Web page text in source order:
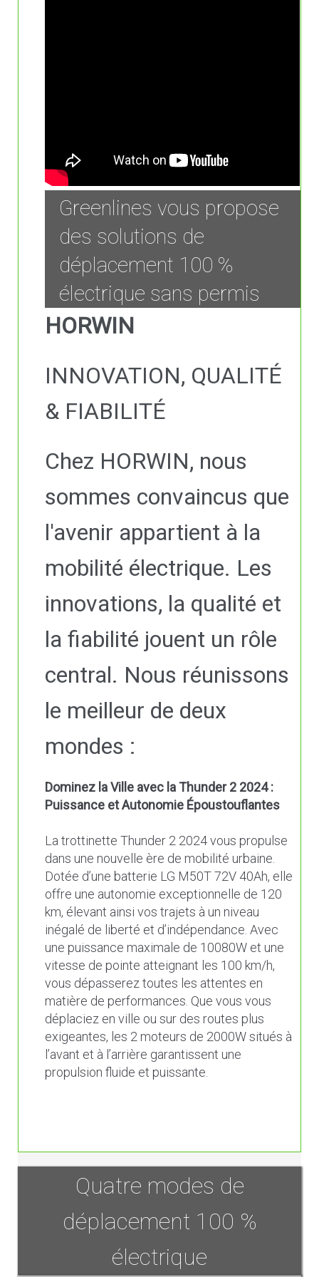
Greenlines vous propose
des solutions de
déplacement 100 %
électrique sans permis
HORWIN
INNOVATION, QUALITÉ
& FIABILITÉ
Chez HORWIN, nous
sommes convaincus que
l'avenir appartient à la
mobilité électrique. Les
innovations, la qualité et
la fiabilité jouent un rôle
central. Nous réunissons
le meilleur de deux
mondes :
Dominez la Ville avec la Thunder 2 2024 :
Puissance et Autonomie Époustouflantes
La trottinette Thunder 2 2024 vous propulse
dans une nouvelle ère de mobilité urbaine.
Dotée d’une batterie LG M50T 72V 40Ah, elle
offre une autonomie exceptionnelle de 120
km, élevant ainsi vos trajets à un niveau
inégalé de liberté et d’indépendance. Avec
une puissance maximale de 10080W et une
vitesse de pointe atteignant les 100 km/h,
vous dépasserez toutes les attentes en
matière de performances. Que vous vous
déplaciez en ville ou sur des routes plus
exigeantes, les 2 moteurs de 2000W situés à
l’avant et à l’arrière garantissent une
propulsion fluide et puissante.
Quatre modes de
déplacement 100 %
électrique